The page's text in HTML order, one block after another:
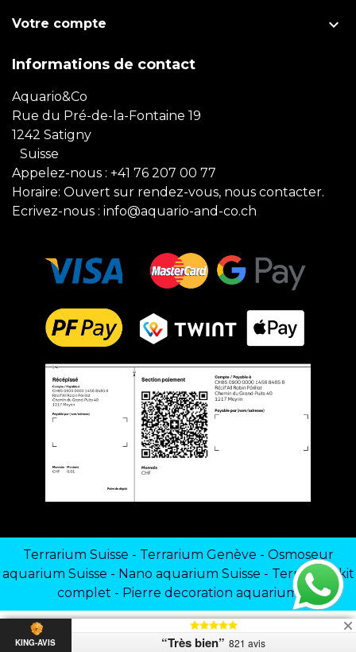
Votre compte 
Informations de contact
Aquario&Co
Rue du Pré-de-la-Fontaine 19
1242 Satigny
Suisse
Appelez-nous : +41 76 207 00 77
Horaire: Ouvert sur rendez-vous, nous contacter.
Ecrivez-nous : info@aquario-and-co.ch
Terrarium Suisse - Terrarium Genève - Osmoseur
aquarium Suisse - Nano aquarium Suisse - Terrarium kit
complet - Pierre decoration aquarium
KING-AVIS “Très bien” 821 avis